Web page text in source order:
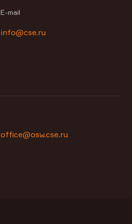
E-mail
info@cse.ru
office@osw.cse.ru